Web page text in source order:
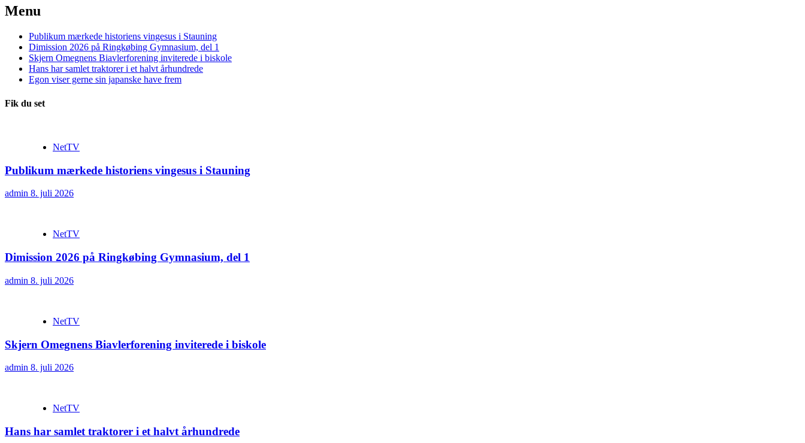
Menu
Publikum mærkede historiens vingesus i Stauning
Dimission 2026 på Ringkøbing Gymnasium, del 1
Skjern Omegnens Biavlerforening inviterede i biskole
Hans har samlet traktorer i et halvt århundrede
Egon viser gerne sin japanske have frem
Fik du set
NetTV
Publikum mærkede historiens vingesus i Stauning
admin 8. juli 2026
NetTV
Dimission 2026 på Ringkøbing Gymnasium, del 1
admin 8. juli 2026
NetTV
Skjern Omegnens Biavlerforening inviterede i biskole
admin 8. juli 2026
NetTV
Hans har samlet traktorer i et halvt århundrede